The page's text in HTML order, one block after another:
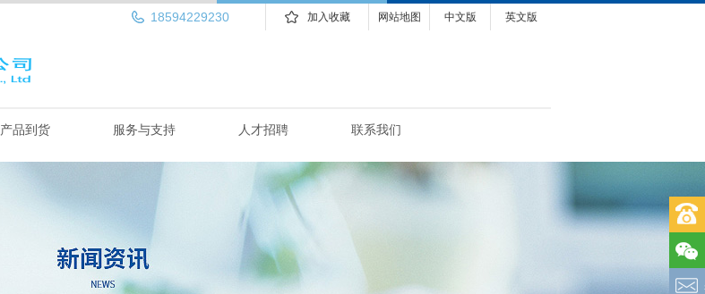
英文版
中文版
网站地图
加入收藏
18594229230
产品到货 服务与支持 人才招聘 联系我们